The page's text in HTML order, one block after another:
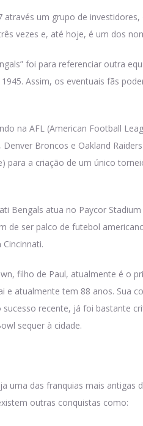
através um grupo de
vezes e, até hoje, é um dos
foi para referenciar outra
Assim, os eventuais fãs
na AFL (American Football
Broncos e Oakland
para a criação de um único
Bengals atua no Paycor
de ser palco de futebol
filho de Paul, atualmente é o
e atualmente tem 88 anos. Sua
recente, já foi bastante
sequer à cidade.
uma das franquias mais antigas
outras conquistas como: